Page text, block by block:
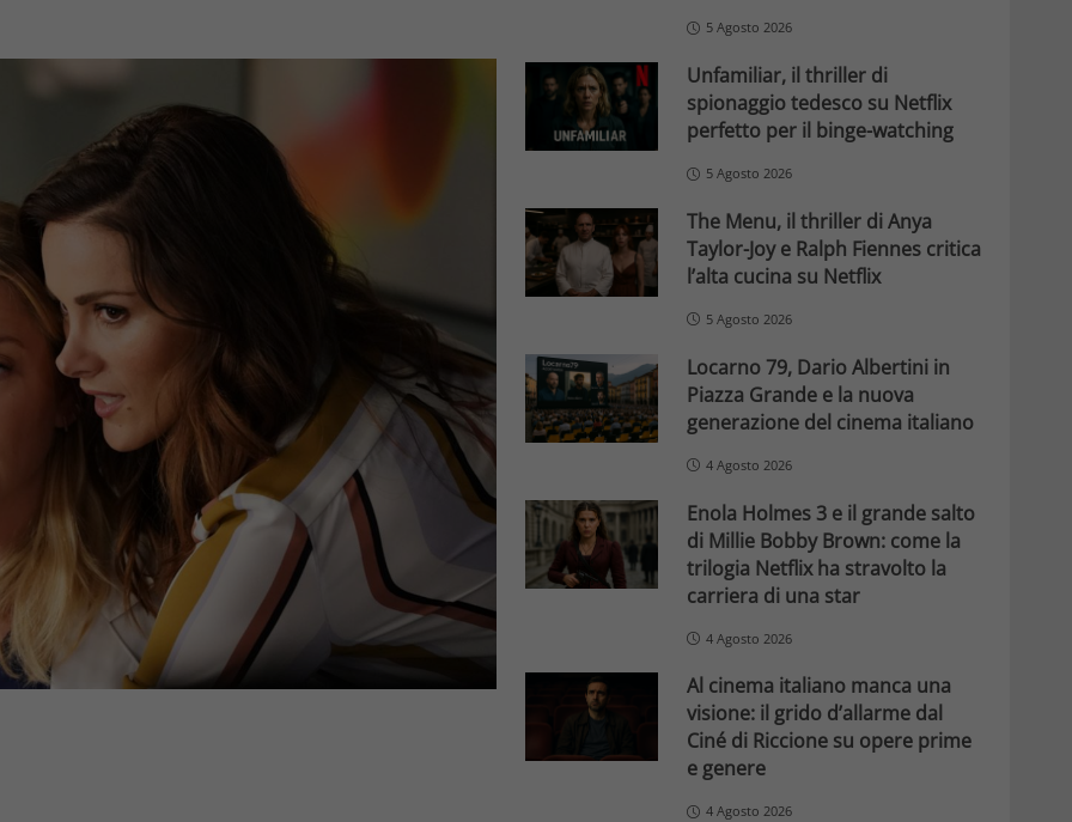
5 Agosto 2026
Unfamiliar, il thriller di
spionaggio tedesco su Netflix
perfetto per il binge-watching
5 Agosto 2026
The Menu, il thriller di Anya
Taylor-Joy e Ralph Fiennes critica
l’alta cucina su Netflix
5 Agosto 2026
Locarno 79, Dario Albertini in
Piazza Grande e la nuova
generazione del cinema italiano
4 Agosto 2026
Enola Holmes 3 e il grande salto
di Millie Bobby Brown: come la
trilogia Netflix ha stravolto la
carriera di una star
4 Agosto 2026
Al cinema italiano manca una
visione: il grido d’allarme dal
Ciné di Riccione su opere prime
e genere
4 Agosto 2026